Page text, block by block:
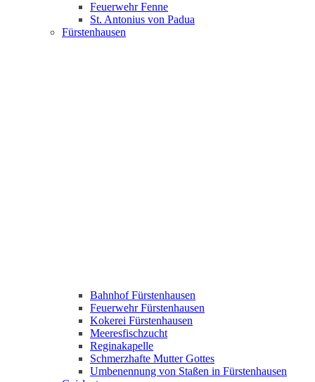
Feuerwehr Fenne
St. Antonius von Padua
Fürstenhausen
Bahnhof Fürstenhausen
Feuerwehr Fürstenhausen
Kokerei Fürstenhausen
Meeresfischzucht
Reginakapelle
Schmerzhafte Mutter Gottes
Umbenennung von Staßen in Fürstenhausen